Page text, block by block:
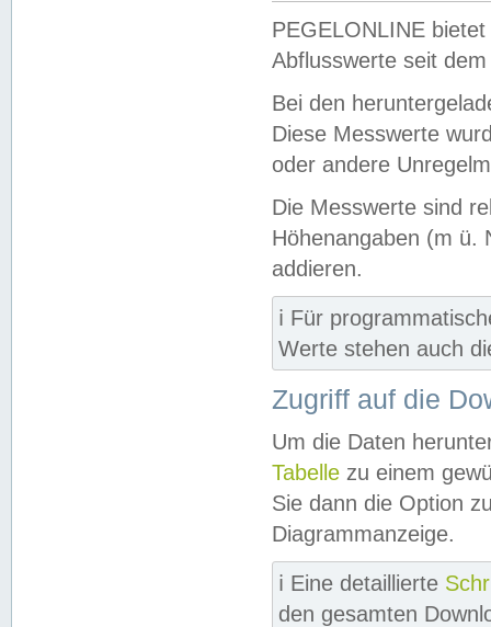
PEGELONLINE
Abflusswerte seit
Bei den
Diese Messwerte
oder andere
Die Messwerte sind
Höhenangaben (m ü.
addieren.
ℹ️ Für
Werte stehen auch
Zugriff auf die
Um die Daten
Tabelle zu einem
Sie dann die Option
Diagrammanzeige.
ℹ️ Eine detaillierte
den gesamten